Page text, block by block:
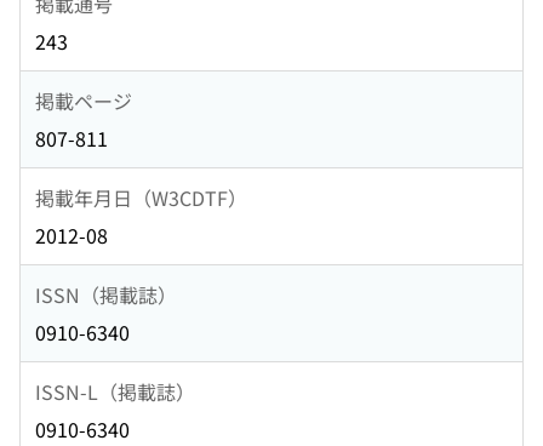
243
掲載ページ
807-811
掲載年月日（W3CDTF）
2012-08
ISSN（掲載誌）
0910-6340
ISSN-L（掲載誌）
0910-6340